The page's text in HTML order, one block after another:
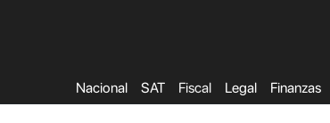
Nacional SAT Fiscal Legal Finanzas